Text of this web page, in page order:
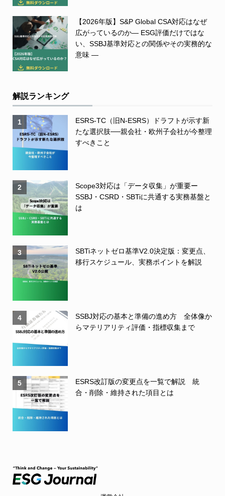
【2026年版】S&P Global CSA対応はなぜ
広がっているのか― ESG評価だけではな
い、SSBJ基準対応との関係やその実務的な
意味 ―
解説ランキング
1
ESRS-TC（旧N-ESRS）ドラフトが示す新
たな選択肢──親会社・欧州子会社が今整理
すべきこと
2
Scope3対応は「データ収集」が重要ー
SSBJ・CSRD・SBTiに共通する実務基盤と
は
3
SBTiネットゼロ基準V2.0決定版：変更点、
移行スケジュール、実務ポイントを解説
4
SSBJ対応の基本と準備の進め方 全体像か
らマテリアリティ評価・指標収集まで
5
ESRS改訂版の変更点を一覧で解説 統
合・削除・維持された項目とは